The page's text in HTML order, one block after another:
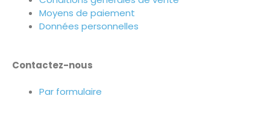
Moyens de paiement
Données personnelles
Contactez-nous
Par formulaire